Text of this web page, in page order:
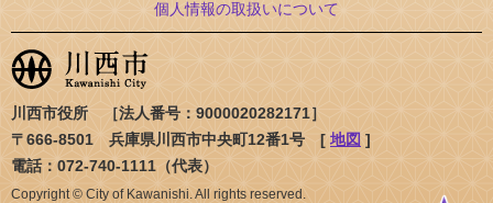
個人情報の取扱いについて
川西市役所 ［法人番号：9000020282171］
〒666-8501 兵庫県川西市中央町12番1号 [ 地図 ]
電話：072-740-1111（代表）
Copyright © City of Kawanishi. All rights reserved.